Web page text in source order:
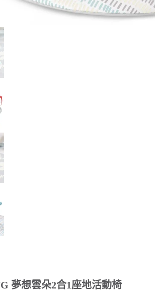
夢想雲朵2合1座地活動椅